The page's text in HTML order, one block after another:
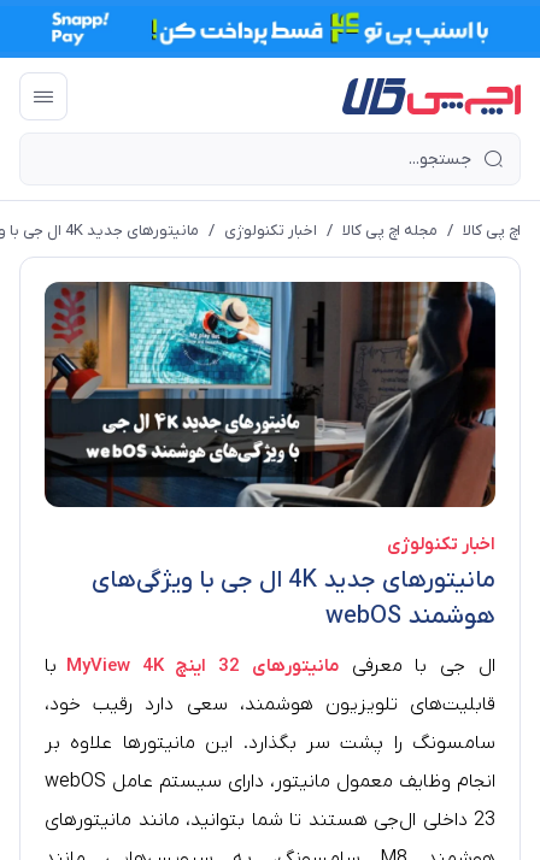
اچ پی کالا / مجله اچ پی کالا / اخبار تکنولوژی / مانیتورهای جدید 4K ال‌ جی با ویژگی‌های هوشمند webOS
اخبار تکنولوژی
مانیتورهای جدید 4K ال‌ جی با ویژگی‌های
هوشمند webOS
ال جی با معرفیمانیتورهای 32 اینچ MyView 4K
با
قابلیت‌های تلویزیون هوشمند، سعی دارد رقیب خود،
سامسونگ را پشت سر بگذارد. این مانیتورها علاوه بر
انجام وظایف معمول مانیتور، دارای سیستم عامل webOS
23 داخلی ال‌جی هستند تا شما بتوانید، مانند مانیتورهای